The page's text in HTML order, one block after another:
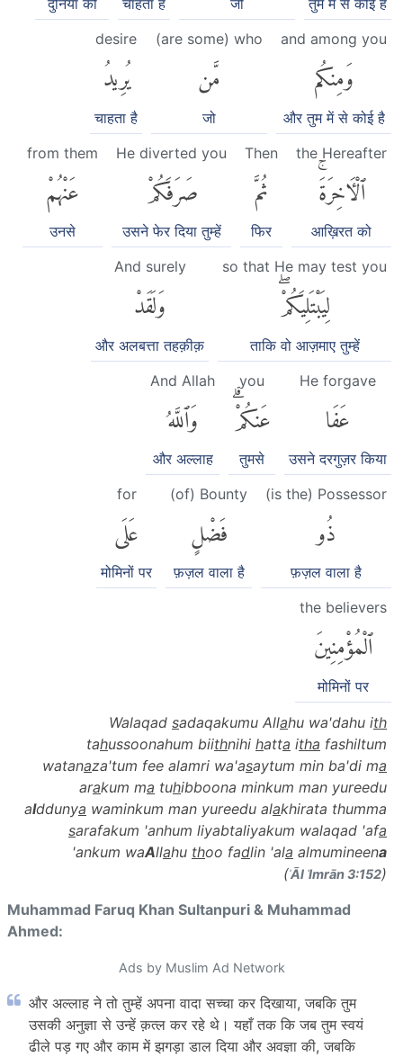
तुम में से कोई है
जो
चाहता है
दुनिया को
and among you
وَمِنكُم
और तुम में से कोई है
(are some) who
مَّن
जो
desire
يُرِيدُ
चाहता है
the Hereafter
ٱلْءَاخِرَةَۚ
आख़िरत को
Then
ثُمَّ
फिर
He diverted you
صَرَفَكُمْ
उसने फेर दिया तुम्हें
from them
عَنْهُمْ
उनसे
so that He may test you
لِيَبْتَلِيَكُمْۖ
ताकि वो आज़माए तुम्हें
And surely
وَلَقَدْ
और अलबत्ता तहक़ीक़
He forgave
عَفَا
उसने दरगुज़र किया
you
عَنكُمْۗ
तुमसे
And Allah
وَٱللَّهُ
और अल्लाह
(is the) Possessor
ذُو
फ़ज़ल वाला है
(of) Bounty
فَضْلٍ
फ़ज़ल वाला है
for
عَلَى
मोमिनों पर
the believers
ٱلْمُؤْمِنِينَ
मोमिनों पर
Walaqad sadaqakumu Allahu wa'dahu ith
tahussoonahum biithnihi hatta itha fashiltum
watanaza'tum fee alamri wa'asaytum min ba'di ma
arakum ma tuhibboona minkum man yureedu
alddunya waminkum man yureedu alakhirata thumma
sarafakum 'anhum liyabtaliyakum walaqad 'afa
'ankum waAllahu thoo fadlin 'ala almumineena
(ʾĀl ʿImrān 3:152)
Muhammad Faruq Khan Sultanpuri & Muhammad
Ahmed:
Ads by Muslim Ad Network
और अल्लाह ने तो तुम्हें अपना वादा सच्चा कर दिखाया, जबकि तुम
उसकी अनुज्ञा से उन्हें क़त्ल कर रहे थे। यहाँ तक कि जब तुम स्वयं
ढीले पड़ गए और काम में झगड़ा डाल दिया और अवज्ञा की, जबकि